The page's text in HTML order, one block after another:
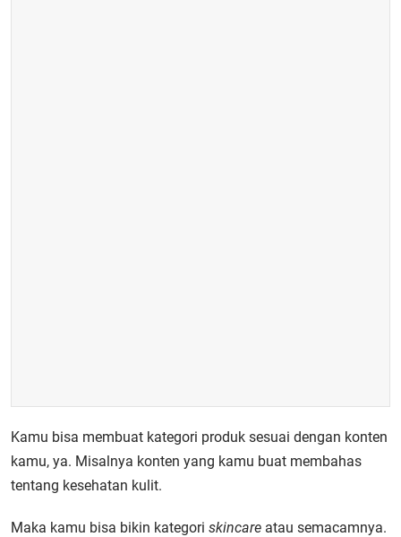
Kamu bisa membuat kategori produk sesuai dengan konten
kamu, ya. Misalnya konten yang kamu buat membahas
tentang kesehatan kulit.
Maka kamu bisa bikin kategori skincare atau semacamnya.